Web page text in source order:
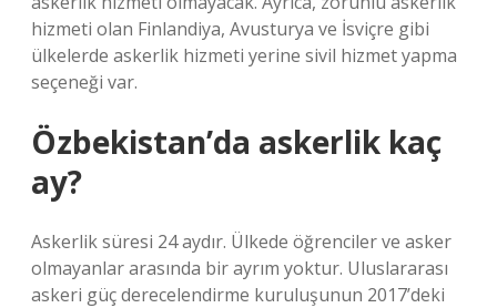
hizmeti olan Finlandiya, Avusturya ve İsviçre gibi
ülkelerde askerlik hizmeti yerine sivil hizmet yapma
seçeneği var.
Özbekistan’da askerlik kaç
ay?
Askerlik süresi 24 aydır. Ülkede öğrenciler ve asker
olmayanlar arasında bir ayrım yoktur. Uluslararası
askeri güç derecelendirme kuruluşunun 2017’deki